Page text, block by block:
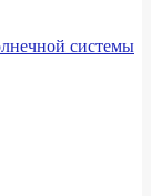
системы